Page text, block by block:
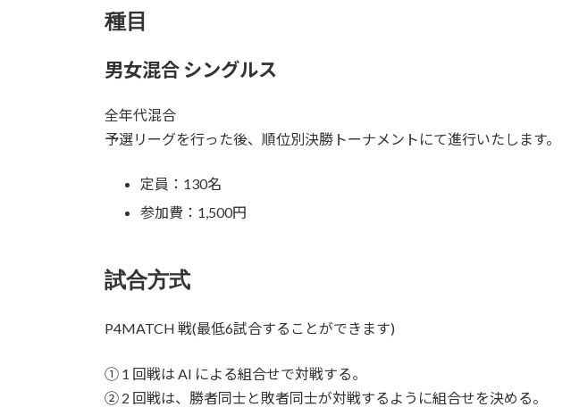
種目
男女混合 シングルス
全年代混合
予選リーグを行った後、順位別決勝トーナメントにて進行いたします。
定員：130名
参加費：1,500円
試合方式
P4MATCH 戦(最低6試合することができます)
① 1 回戦は AI による組合せで対戦する。
② 2 回戦は、勝者同士と敗者同士が対戦するように組合せを決める。